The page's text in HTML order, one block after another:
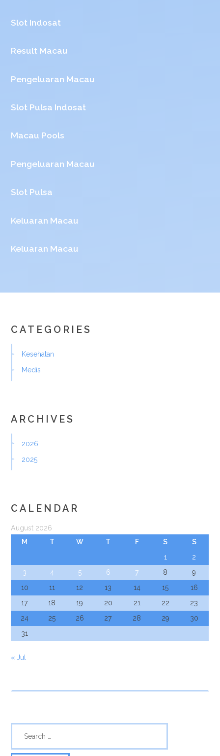
Slot Indosat
Result Macau
Pengeluaran Macau
Slot Pulsa Indosat
Macau Pools
Pengeluaran Macau
Slot Pulsa
Keluaran Macau
Keluaran Macau
CATEGORIES
Kesehatan
Medis
ARCHIVES
2026
2025
CALENDAR
August 2026
M
T W T F S
S
1
2
3
4 5 6 7 8
9
10
11 12 13 14 15
16
17
18 19 20 21 22
23
24
25 26 27 28 29
30
31
« Jul